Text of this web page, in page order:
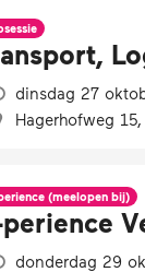
dinsdag 27
Hagerhofweg
(meelopen bij)
perience
donderdag 29